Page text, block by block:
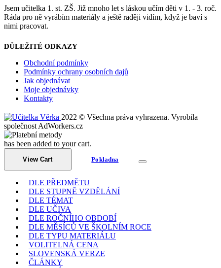
Jsem učitelka 1. st. ZŠ. Již mnoho let s láskou učím děti v 1. - 3. roč.
Ráda pro ně vyrábím materiály a ještě raději vidím, když je baví s
nimi pracovat.
DŮLEŽITÉ ODKAZY
Obchodní podmínky
Podmínky ochrany osobních dajů
Jak objednávat
Moje objednávky
Kontakty
2022 © Všechna práva vyhrazena. Vyrobila
společnost AdWorkers.cz
has been added to your cart.
View Cart Pokladna
DLE PŘEDMĚTU
DLE STUPNĚ VZDĚLÁNÍ
DLE TÉMAT
DLE UČIVA
DLE ROČNÍHO OBDOBÍ
DLE MĚSÍCŮ VE ŠKOLNÍM ROCE
DLE TYPU MATERIÁLU
VOLITELNÁ CENA
SLOVENSKÁ VERZE
ČLÁNKY